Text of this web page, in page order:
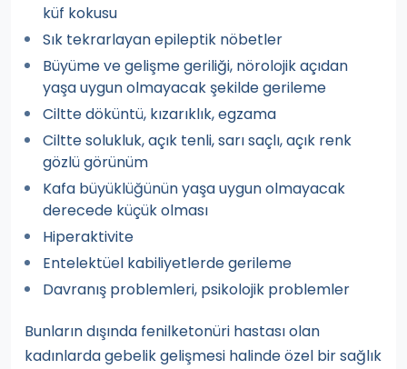
küf kokusu
Sık tekrarlayan epileptik nöbetler
Büyüme ve gelişme geriliği, nörolojik açıdan
yaşa uygun olmayacak şekilde gerileme
Ciltte döküntü, kızarıklık, egzama
Ciltte solukluk, açık tenli, sarı saçlı, açık renk
gözlü görünüm
Kafa büyüklüğünün yaşa uygun olmayacak
derecede küçük olması
Hiperaktivite
Entelektüel kabiliyetlerde gerileme
Davranış problemleri, psikolojik problemler
Bunların dışında fenilketonüri hastası olan
kadınlarda gebelik gelişmesi halinde özel bir sağlık